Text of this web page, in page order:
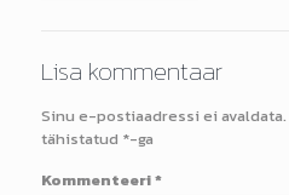
Lisa kommentaar
Sinu e-postiaadressi ei avaldata.
tähistatud *-ga
Kommenteeri*